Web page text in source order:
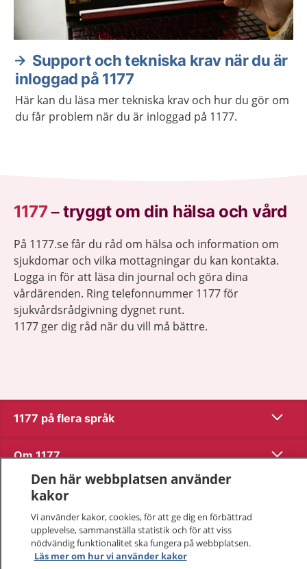
Support och tekniska krav när du är
inloggad på 1177
Här kan du läsa mer tekniska krav och hur du gör om
du får problem när du är inloggad på 1177.
1177–tryggt om din hälsa och vård
På 1177.se får du råd om hälsa och information om
sjukdomar och vilka mottagningar du kan kontakta.
Logga in för att läsa din journal och göra dina
vårdärenden. Ring telefonnummer 1177 för
sjukvårdsrådgivning dygnet runt.
1177 ger dig råd när du vill må bättre.
1177 på flera språk Visa
Om 1177 Visa
Kontakt
Behandling av personuppgifter
Den här webbplatsen använder
kakor
Vi använder kakor, cookies, för att ge dig en förbättrad
upplevelse, sammanställa statistik och för att viss
nödvändig funktionalitet ska fungera på webbplatsen.
Läs mer om hur vi använder kakor